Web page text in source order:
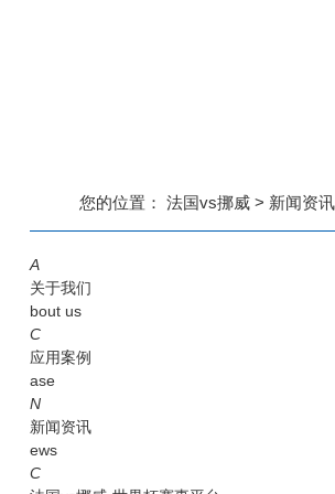
您的位置： 法国vs挪威> 新闻资讯
A
关于我们
bout us
C
应用案例
ase
N
新闻资讯
ews
C